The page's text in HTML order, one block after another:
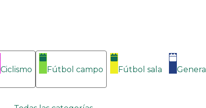
Ciclismo Fútbol campo Fútbol sala General